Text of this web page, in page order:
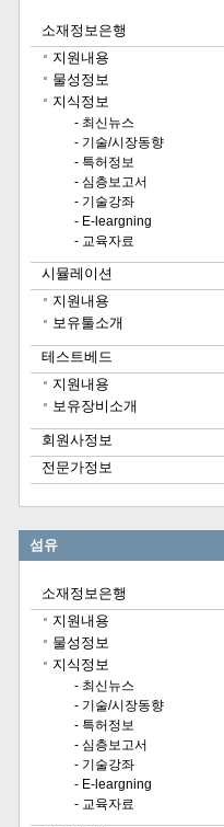
소재정보은행
지원내용
물성정보
지식정보
- 최신뉴스
- 기술/시장동향
- 특허정보
- 심층보고서
- 기술강좌
- E-leargning
- 교육자료
시뮬레이션
지원내용
보유툴소개
테스트베드
지원내용
보유장비소개
회원사정보
전문가정보
섬유
소재정보은행
지원내용
물성정보
지식정보
- 최신뉴스
- 기술/시장동향
- 특허정보
- 심층보고서
- 기술강좌
- E-leargning
- 교육자료